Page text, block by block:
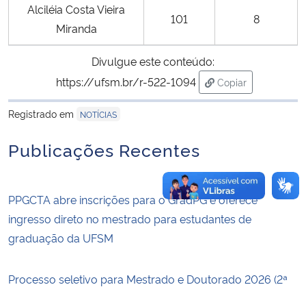
Banco Central do Brasil
Planalto
Alciléia Costa Vieira
Miranda
101 8
Divulgue este conteúdo:
https://ufsm.br/r-522-1094
Copiar
para área de
Registrado em
NOTÍCIAS
Publicações Recentes
PPGCTA abre inscrições para o GradPG e oferece
ingresso direto no mestrado para estudantes de
graduação da UFSM
Processo seletivo para Mestrado e Doutorado 2026 (2ª